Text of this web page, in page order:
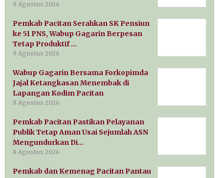
9 Agustus 2026
Pemkab Pacitan Serahkan SK Pensiun
ke 51 PNS, Wabup Gagarin Berpesan
Tetap Produktif …
9 Agustus 2026
Wabup Gagarin Bersama Forkopimda
Jajal Ketangkasan Menembak di
Lapangan Kodim Pacitan
8 Agustus 2026
Pemkab Pacitan Pastikan Pelayanan
Publik Tetap Aman Usai Sejumlah ASN
Mengundurkan Di…
8 Agustus 2026
Pemkab dan Kemenag Pacitan Pantau